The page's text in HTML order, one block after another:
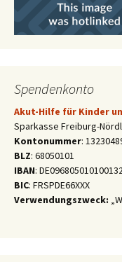
Spendenkonto
Akut-Hilfe für Kinder
Sparkasse Freiburg-
Kontonummer:
BLZ: 68050101
IBAN:
BIC: FRSPDE66XXX
Verwendungszweck: